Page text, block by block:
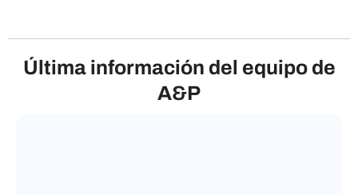
Última información del equipo de
A&P